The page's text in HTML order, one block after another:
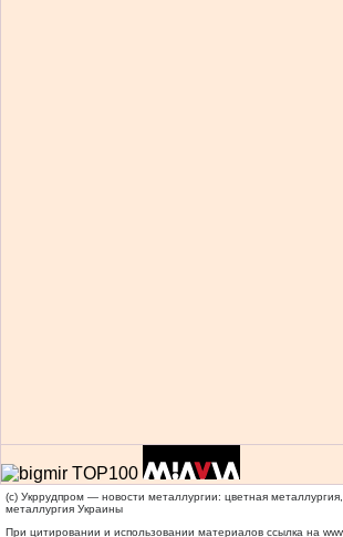
(c) Укррудпром — новости металлургии: цветная
металлургия Украины
При цитировании и использовании материалов ссылка на